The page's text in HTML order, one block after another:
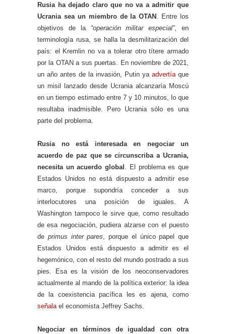
Rusia ha dejado claro que no va a admitir que
Ucrania sea un miembro de la OTAN
. Entre los
objetivos de la “operación militar especial”, en
terminología rusa, se halla la desmilitarización del
país: el Kremlin no va a tolerar otro títere armado
por la OTAN a sus puertas. En noviembre de 2021,
un año antes de la invasión, Putin ya advertía que
un misil lanzado desde Ucrania alcanzaría Moscú
en un tiempo estimado entre 7 y 10 minutos, lo que
resultaba inadmisible. Pero Ucrania sólo es una
parte del problema.
Rusia no está interesada en negociar un
acuerdo de paz que se circunscriba a Ucrania,
necesita un acuerdo global
. El problema es que
Estados Unidos no está dispuesto a admitir ese
marco, porque supondría conceder a sus
interlocutores una posición de iguales. A
Washington tampoco le sirve que, como resultado
de esa negociación, pudiera alzarse con el puesto
de primus inter pares , porque el único papel que
Estados Unidos está dispuesto a admitir es el
hegemónico, con el resto del mundo postrado a sus
pies. Esa es la visión de los neoconservadores
actualmente al mando de la política exterior: la idea
de la coexistencia pacífica les es ajena, como
señala el economista Jeffrey Sachs.
Negociar en términos de igualdad con otra